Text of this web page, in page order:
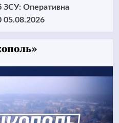
ЗСУ: Оперативна
05.08.2026